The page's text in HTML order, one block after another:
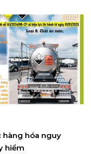
xe hoặc người áp tải
đường bộ. Nghị
01/2025.
hàng hóa nguy
hiểm